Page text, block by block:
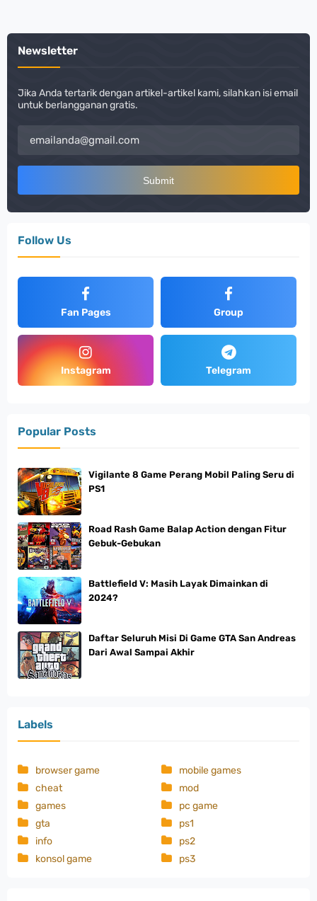
Newsletter
Jika Anda tertarik dengan artikel-artikel kami, silahkan isi email
untuk berlangganan gratis.
Follow Us
Fan Pages Group
Instagram Telegram
Popular Posts
Vigilante 8 Game Perang Mobil Paling Seru di
PS1
Road Rash Game Balap Action dengan Fitur
Gebuk-Gebukan
Battlefield V: Masih Layak Dimainkan di
2024?
Daftar Seluruh Misi Di Game GTA San Andreas
Dari Awal Sampai Akhir
Labels
browser game
cheat
games
gta
info
konsol game
mobile games
mod
pc game
ps1
ps2
ps3